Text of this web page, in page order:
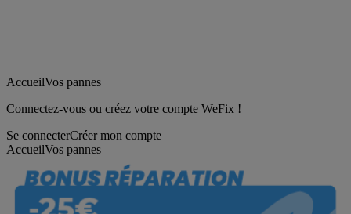
AccueilVos pannes
Connectez-vous ou créez votre compte WeFix !
Se connecterCréer mon compte
AccueilVos pannes